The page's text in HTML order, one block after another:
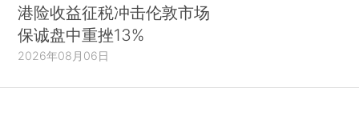
港险收益征税冲击伦敦市场
保诚盘中重挫13%
2026年08月06日